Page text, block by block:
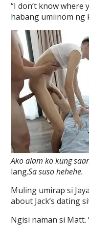
“I don’t know where
habang umiinom ng
Ako alam ko kung
lang.Sa suso hehehe.
Muling umirap si
about Jack’s dating
Ngisi naman si Matt.